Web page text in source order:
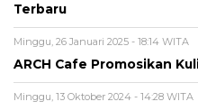
Terbaru
Minggu, 26 Januari 2025 - 18:14 WITA
ARCH Cafe Promosikan
Minggu, 13 Oktober 2024 - 14:28 WITA